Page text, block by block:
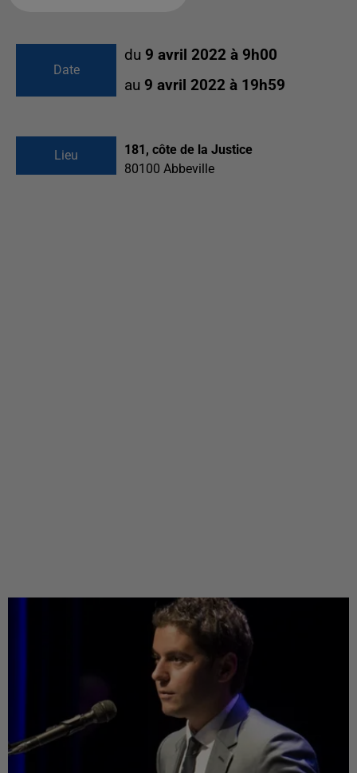
Date
du 9 avril 2022 à 9h00
au 9 avril 2022 à 19h59
Lieu
181, côte de la Justice
80100 Abbeville